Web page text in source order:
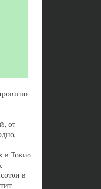
от
в Токио
в